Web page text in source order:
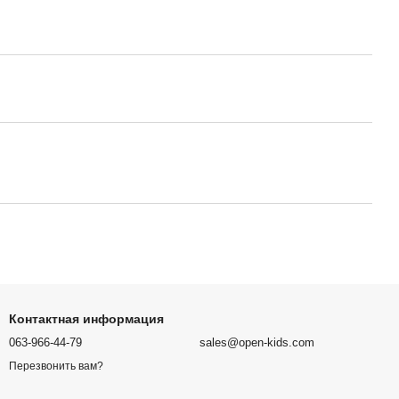
Контактная информация
063-966-44-79
Перезвонить вам?
sales@open-kids.com